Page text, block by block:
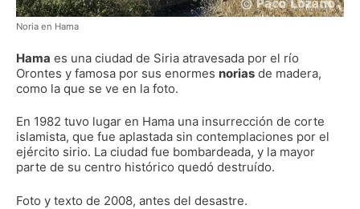
Noria en Hama
Hama es una ciudad de Siria atravesada por el río
Orontes y famosa por sus enormes norias de madera,
como la que se ve en la foto.
En 1982 tuvo lugar en Hama una insurrección de corte
islamista, que fue aplastada sin contemplaciones por el
ejército sirio. La ciudad fue bombardeada, y la mayor
parte de su centro histórico quedó destruído.
Foto y texto de 2008, antes del desastre.